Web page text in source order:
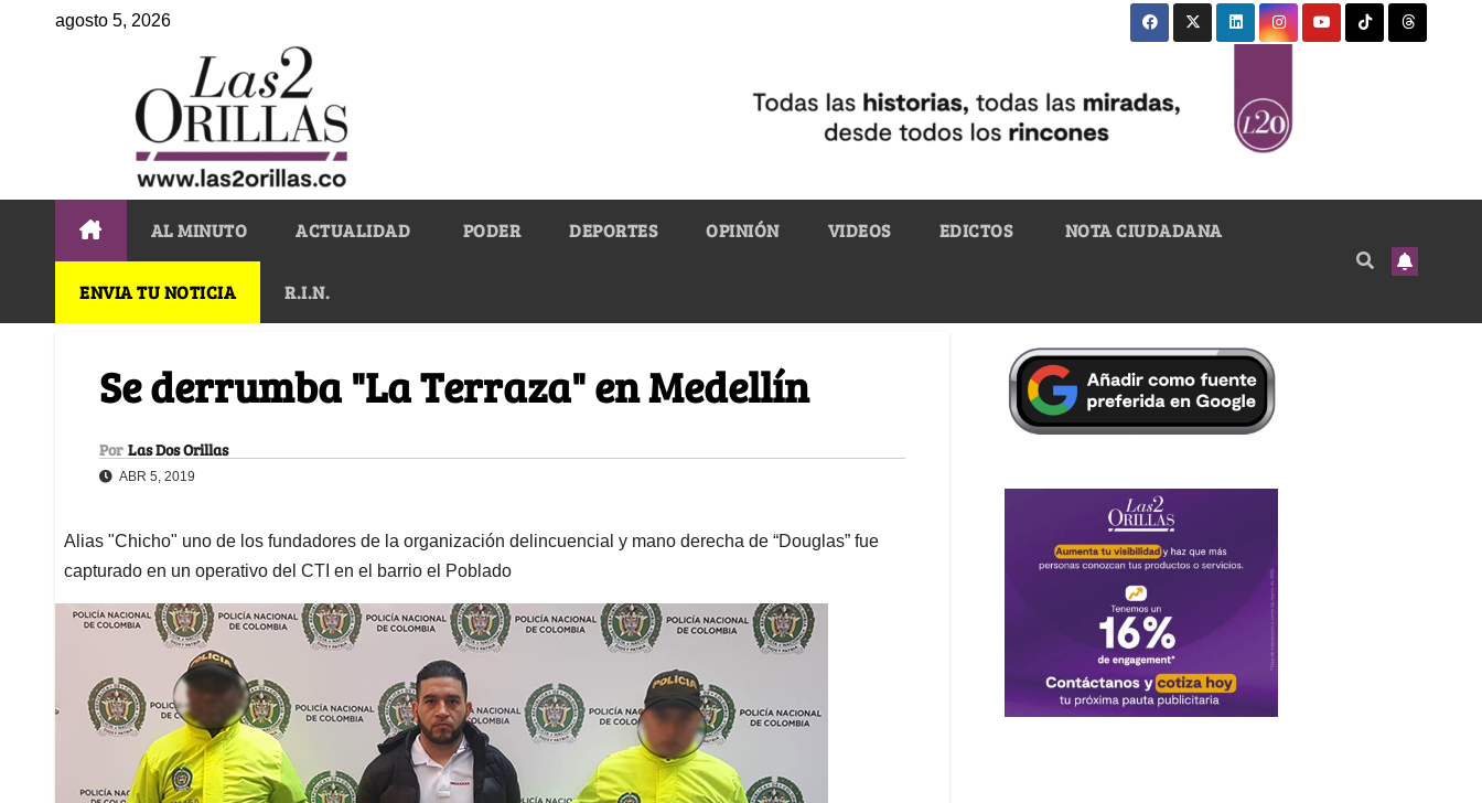
agosto 5, 2026
AL MINUTO ACTUALIDAD PODER DEPORTES OPINIÓN VIDEOS EDICTOS NOTA CIUDADANA
ENVIA TU NOTICIA R.I.N.
Se derrumba "La Terraza" en Medellín
Por Las Dos Orillas
ABR 5, 2019
Alias "Chicho" uno de los fundadores de la organización delincuencial y mano derecha de “Douglas” fue
capturado en un operativo del CTI en el barrio el Poblado